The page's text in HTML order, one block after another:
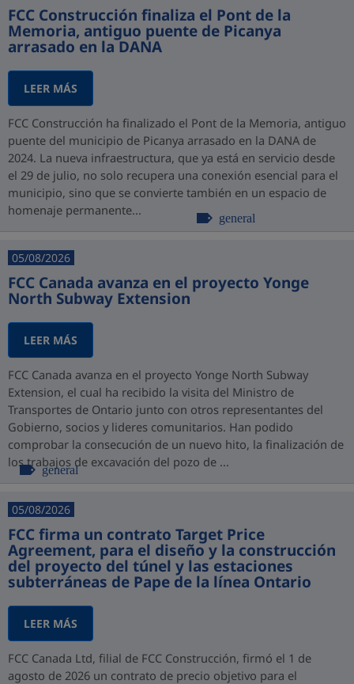
FCC Construcción finaliza el Pont de la
Memoria, antiguo puente de Picanya
arrasado en la DANA
LEER MÁS
FCC Construcción ha finalizado el Pont de la Memoria, antiguo
puente del municipio de Picanya arrasado en la DANA de
2024. La nueva infraestructura, que ya está en servicio desde
el 29 de julio, no solo recupera una conexión esencial para el
municipio, sino que se convierte también en un espacio de
homenaje permanente...
general
05/08/2026
FCC Canada avanza en el proyecto Yonge
North Subway Extension
LEER MÁS
FCC Canada avanza en el proyecto Yonge North Subway
Extension, el cual ha recibido la visita del Ministro de
Transportes de Ontario junto con otros representantes del
Gobierno, socios y lideres comunitarios. Han podido
comprobar la consecución de un nuevo hito, la finalización de
los trabajos de excavación del pozo de ...
general
05/08/2026
FCC firma un contrato Target Price
Agreement, para el diseño y la construcción
del proyecto del túnel y las estaciones
subterráneas de Pape de la línea Ontario
LEER MÁS
FCC Canada Ltd, filial de FCC Construcción, firmó el 1 de
agosto de 2026 un contrato de precio objetivo para el